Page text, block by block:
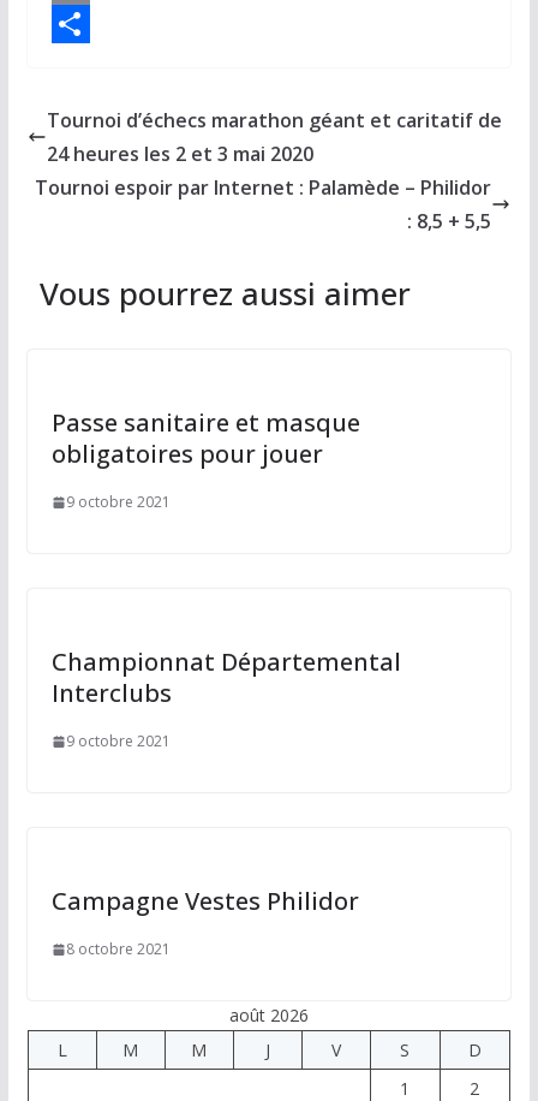
c
o
a
d
E
lt
e
Tournoi d’échecs marathon géant et caritatif de
24 heures les 2 et 3 mai 2020
Tournoi espoir par Internet : Palamède – Philidor
: 8,5 + 5,5
Vous pourrez aussi aimer
Passe sanitaire et masque
obligatoires pour jouer
9 octobre 2021
Championnat Départemental
Interclubs
9 octobre 2021
Campagne Vestes Philidor
8 octobre 2021
août 2026
L
M M J V S
D
1
2